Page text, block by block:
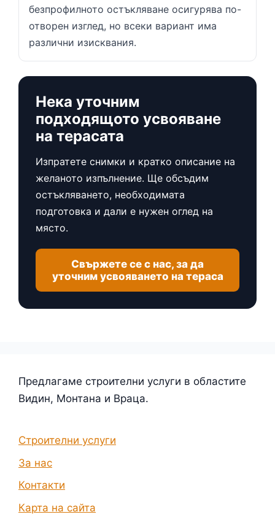
безпрофилното остъкляване осигурява по-
отворен изглед, но всеки вариант има
различни изисквания.
Нека уточним
подходящото усвояване
на терасата
Изпратете снимки и кратко описание на
желаното изпълнение. Ще обсъдим
остъкляването, необходимата
подготовка и дали е нужен оглед на
място.
Свържете се с нас, за да
уточним усвояването на тераса
Предлагаме строителни услуги в областите
Видин, Монтана и Враца.
Строителни услуги
За нас
Контакти
Карта на сайта